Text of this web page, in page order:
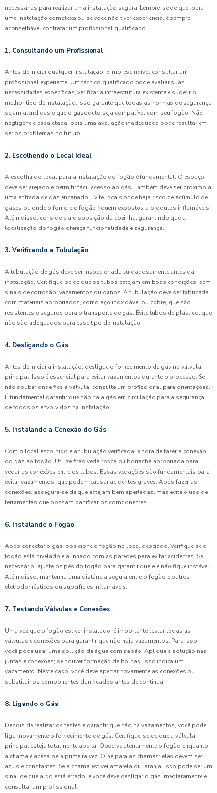
necessárias para realizar uma instalação segura. Lembre-se de que, para
uma instalação complexa ou se você não tiver experiência, é sempre
aconselhável contratar um profissional qualificado.
1. Consultando um Profissional
Antes de iniciar qualquer instalação, é imprescindível consultar um
profissional experiente. Um técnico qualificado pode avaliar suas
necessidades específicas, verificar a infraestrutura existente e sugerir o
melhor tipo de instalação. Isso garante que todas as normas de segurança
sejam atendidas e que o gasoduto seja compatível com seu fogão. Não
negligencie essa etapa, pois uma avaliação inadequada pode resultar em
sérios problemas no futuro.
2. Escolhendo o Local Ideal
A escolha do local para a instalação do fogão é fundamental. O espaço
deve ser arejado e permitir fácil acesso ao gás. Também deve ser próximo a
uma entrada de gás encanado. Evite locais onde haja risco de acúmulo de
gases ou onde o forno e o fogão fiquem expostos a produtos inflamáveis.
Além disso, considere a disposição da cozinha, garantindo que a
localização do fogão ofereça funcionalidade e segurança.
3. Verificando a Tubulação
A tubulação de gás deve ser inspecionada cuidadosamente antes da
instalação. Certifique-se de que os tubos estejam em boas condições, sem
sinais de corrosão, vazamentos ou danos. A tubulação deve ser fabricada
com materiais apropriados, como aço inoxidável ou cobre, que são
resistentes e seguros para o transporte de gás. Evite tubos de plástico, que
não são adequados para esse tipo de instalação.
4. Desligando o Gás
Antes de iniciar a instalação, desligue o fornecimento de gás na válvula
principal. Isso é essencial para evitar vazamentos durante o processo. Se
não souber onde fica a válvula, consulte um profissional para orientações.
É fundamental garantir que não haja gás em circulação para a segurança
de todos os envolvidos na instalação.
5. Instalando a Conexão do Gás
Com o local escolhido e a tubulação verificada, é hora de fazer a conexão
do gás ao fogão. Utilize fitas veda rosca ou borracha apropriada para
vedar as conexões entre os tubos. Essas vedações são fundamentais para
evitar vazamentos, que podem causar acidentes graves. Após fazer as
conexões, assegure-se de que estejam bem apertadas, mas evite o uso de
ferramentas que possam danificar os componentes.
6. Instalando o Fogão
Após conectar o gás, posicione o fogão no local desejado. Verifique se o
fogão está nivelado e alinhado com as paredes para evitar acidentes. Se
necessário, ajuste os pés do fogão para garantir que ele não fique instável.
Além disso, mantenha uma distância segura entre o fogão e outros
eletrodomésticos ou superfícies inflamáveis.
7. Testando Válvulas e Conexões
Uma vez que o fogão estiver instalado, é importante testar todas as
válvulas e conexões para garantir que não haja vazamentos. Para isso,
você pode usar uma solução de água com sabão. Aplique a solução nas
juntas e conexões; se houver formação de bolhas, isso indica um
vazamento. Neste caso, você deve apertar novamente as conexões ou
substituir os componentes danificados antes de continuar.
8. Ligando o Gás
Depois de realizar os testes e garantir que não há vazamentos, você pode
ligar novamente o fornecimento de gás. Certifique-se de que a válvula
principal esteja totalmente aberta. Observe atentamente o fogão enquanto
a chama é acesa pela primeira vez. Olhe para as chamas: elas devem ser
azuis e constantes. Se a chama estiver amarela ou laranja, isso pode ser um
sinal de que algo está errado, e você deve desligar o gás imediatamente e
consultar um profissional.